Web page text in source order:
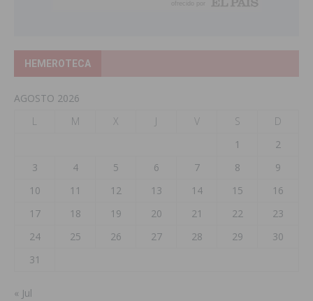
HEMEROTECA
AGOSTO 2026
L
M X J V S
D
1
2
3
4 5 6 7 8
9
10
11 12 13 14 15
16
17
18 19 20 21 22
23
24
25 26 27 28 29
30
31
« Jul